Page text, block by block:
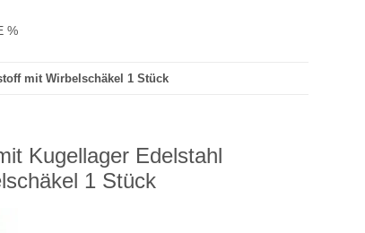
%
mit Wirbelschäkel 1 Stück
Kugellager Edelstahl
1 Stück